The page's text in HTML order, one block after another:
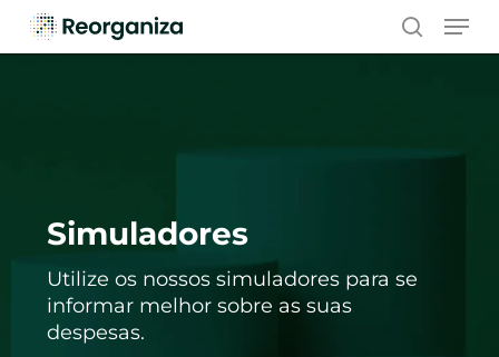
Skip
search
Simuladores
Utilize os nossos simuladores para se
informar melhor sobre as suas
despesas.